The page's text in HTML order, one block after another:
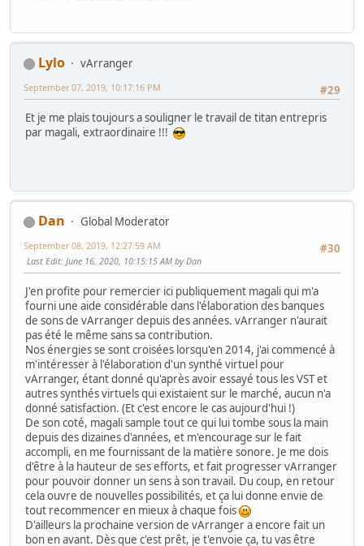
Lylo
vArranger
#29
September 07, 2019, 10:17:16 PM
Et je me plais toujours a souligner le travail de titan entrepris
par magali, extraordinaire !!!
Dan
Global Moderator
#30
September 08, 2019, 12:27:59 AM
Last Edit: June 16, 2020, 10:15:15 AM by Dan
J'en profite pour remercier ici publiquement magali qui m'a
fourni une aide considérable dans l'élaboration des banques
de sons de vArranger depuis des années. vArranger n'aurait
pas été le même sans sa contribution.
Nos énergies se sont croisées lorsqu'en 2014, j'ai commencé à
m'intéresser à l'élaboration d'un synthé virtuel pour
vArranger, étant donné qu'après avoir essayé tous les VST et
autres synthés virtuels qui existaient sur le marché, aucun n'a
donné satisfaction. (Et c'est encore le cas aujourd'hui !)
De son coté, magali sample tout ce qui lui tombe sous la main
depuis des dizaines d'années, et m'encourage sur le fait
accompli, en me fournissant de la matière sonore. Je me dois
d'être à la hauteur de ses efforts, et fait progresser vArranger
pour pouvoir donner un sens à son travail. Du coup, en retour
cela ouvre de nouvelles possibilités, et ça lui donne envie de
tout recommencer en mieux à chaque fois
D'ailleurs la prochaine version de vArranger a encore fait un
bon en avant. Dès que c'est prêt, je t'envoie ça, tu vas être